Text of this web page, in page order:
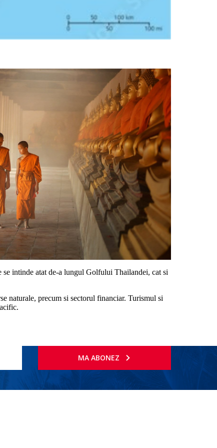
se intinde atat de-a lungul Golfului Thailandei, cat si
naturale, precum si sectorul financiar. Turismul si
MA ABONEZ